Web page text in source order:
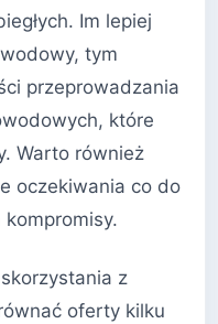
Im lepiej
tym
przeprowadzania
które
Warto również
oczekiwania co do
z
oferty kilku